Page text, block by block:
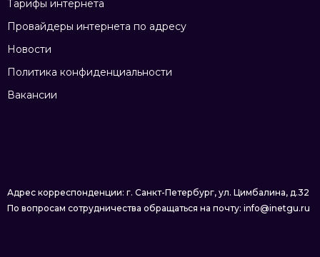
Тарифы интернета
Провайдеры интернета по адресу
Новости
Политика конфиденциальности
Вакансии
Адрес корреспонденции: г. Санкт-Петербург, ул. Цимбалина, д.32
По вопросам сотрудничества обращаться на почту: info@inetgu.ru